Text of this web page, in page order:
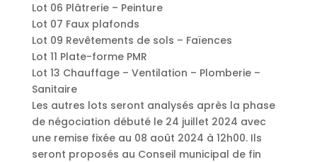
Lot 06 Plâtrerie – Peinture
Lot 07 Faux plafonds
Lot 09 Revêtements de sols – Faïences
Lot 11 Plate-forme PMR
Lot 13 Chauffage – Ventilation – Plomberie –
Sanitaire
Les autres lots seront analysés après la phase
de négociation débuté le 24 juillet 2024 avec
une remise fixée au 08 août 2024 à 12h00. Ils
seront proposés au Conseil municipal de fin